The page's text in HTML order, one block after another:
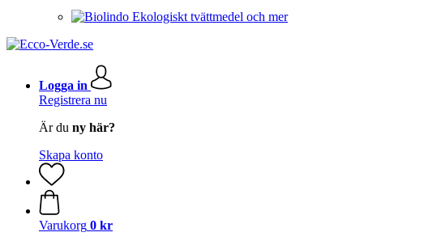
Ekologiskt tvättmedel och mer
Logga in
Registrera nu
Är du ny här?
Skapa konto
Varukorg 0 kr